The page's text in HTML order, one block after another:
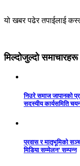
यो खबर पढेर तपाईलाई
मिल्दोजुल्दो समाचारहरू
निउरे समाज जापानको
सदस्यीय कार्यसमिति
प्रवास र मातृभूमिको
मिडिया सम्मेलन’ सम्पन्न